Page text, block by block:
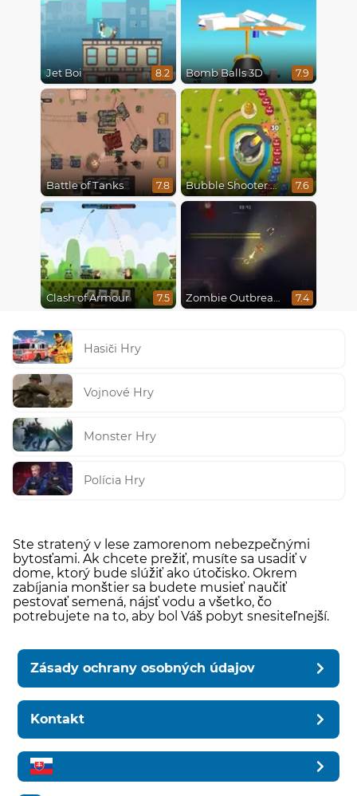
Jet Boi 8.2 Bomb Balls 3D 7.9
Battle of Tanks 7.8 Bubble Shooter Online 7.6
Clash of Armour 7.5 Zombie Outbreak Arena 7.4
Hasiči Hry
Vojnové Hry
Monster Hry
Polícia Hry
Ste stratený v lese zamorenom nebezpečnými
bytosťami. Ak chcete prežiť, musíte sa usadiť v
dome, ktorý bude slúžiť ako útočisko. Okrem
zabíjania monštier sa budete musieť naučiť
pestovať semená, nájsť vodu a všetko, čo
potrebujete na to, aby bol Váš pobyt snesiteľnejší.
Zásady ochrany osobných údajov
Kontakt